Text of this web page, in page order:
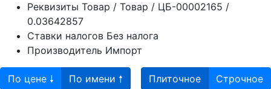
Реквизиты Товар / Товар / ЦБ-00002165 /
0.03642857
Ставки налогов Без налога
Производитель Импорт
По цене 🠗 По имени 🠕 Плиточное Строчное